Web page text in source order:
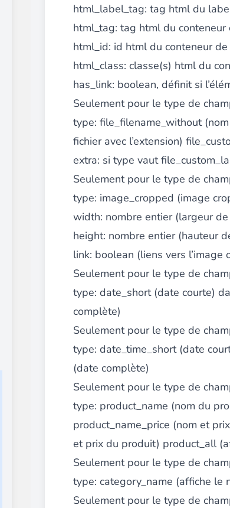
de conversion en permettant à vos
html_label_tag: tag html du
html_tag: tag html du conteneur
html_id: id html du conteneur de
html_class: classe(s) html du
has_link: boolean, définit si
Seulement pour le type de
type: file_filename_without
fichier avec l’extension)
extra: si type vaut
Seulement pour le type de
type: image_cropped (image
width: nombre entier (largeur de
height: nombre entier (hauteur
link: boolean (liens vers l’image
Seulement pour le type de
type: date_short (date courte)
complète)
Seulement pour le type de
type: date_time_short (date
(date complète)
Seulement pour le type de
type: product_name (nom du
product_name_price (nom et
et prix du produit) product_all
Seulement pour le type de
type: category_name (affiche le
Seulement pour le type de